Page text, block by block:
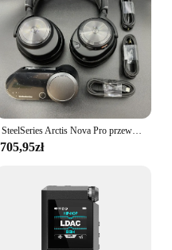
SteelSeries Arctis Nova Pro przewodowy zestaw słuchawkowy do gier o wysokiej filcowości Gamin Audio z wieloma systemami podłącz mikrofonem PC, PS5, PS4
705,95zł